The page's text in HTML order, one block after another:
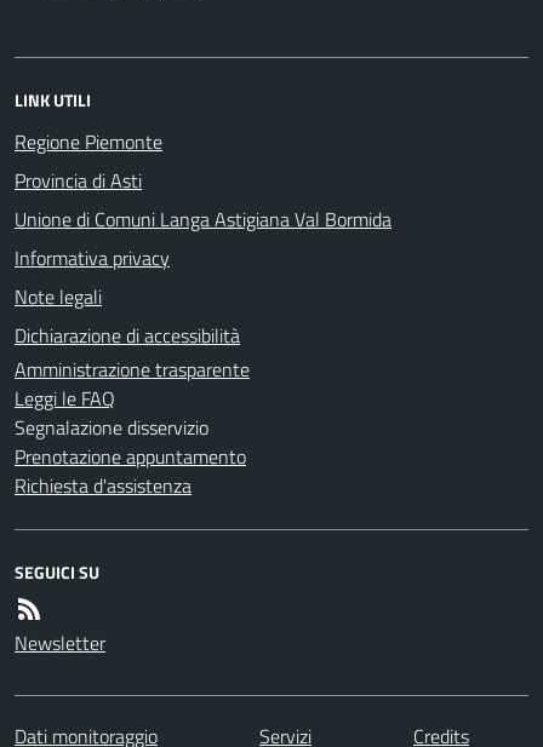
LINK UTILI
Regione Piemonte
Provincia di Asti
Unione di Comuni Langa Astigiana Val Bormida
Informativa privacy
Note legali
Dichiarazione di accessibilità
Amministrazione trasparente
Leggi le FAQ
Segnalazione disservizio
Prenotazione appuntamento
Richiesta d'assistenza
SEGUICI SU
Newsletter
Dati monitoraggio Servizi Credits